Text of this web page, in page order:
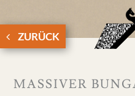
ZURÜCK
MASSIVER